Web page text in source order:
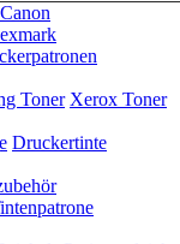
Canon
Toner Xerox Toner
Druckertinte